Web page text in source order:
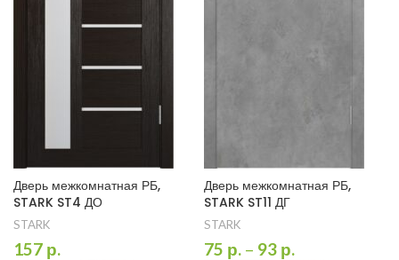
Дверь межкомнатная РБ,
STARK ST4 ДО
STARK
157 р.
Дверь межкомнатная РБ,
STARK ST11 ДГ
STARK
75 р. – 93 р.